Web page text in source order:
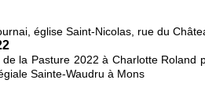
église Saint-Nicolas, rue du
la Pasture 2022 à Charlotte
Sainte-Waudru à Mons